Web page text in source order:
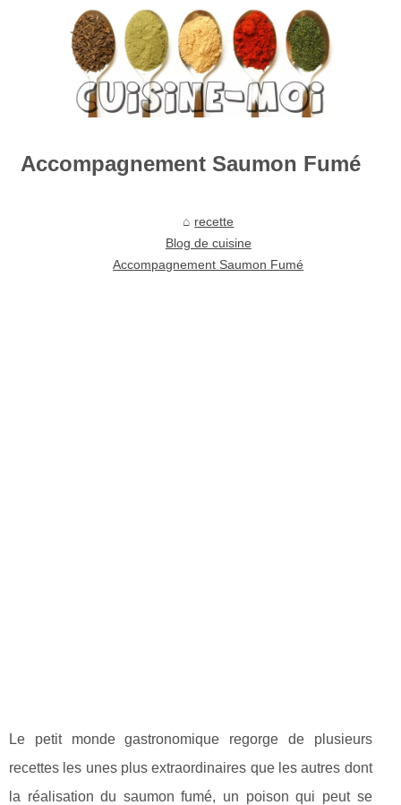
Accompagnement Saumon Fumé
recette
Blog de cuisine
Accompagnement Saumon Fumé
Le petit monde gastronomique regorge de plusieurs
recettes les unes plus extraordinaires que les autres dont
la réalisation du saumon fumé, un poison qui peut se